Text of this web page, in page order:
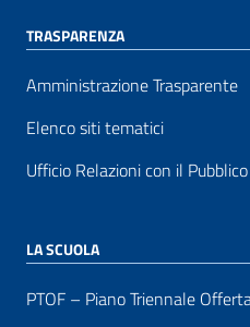
TRASPARENZA
Amministrazione Trasparente
Elenco siti tematici
Ufficio Relazioni con il Pubblico
LA SCUOLA
PTOF – Piano Triennale